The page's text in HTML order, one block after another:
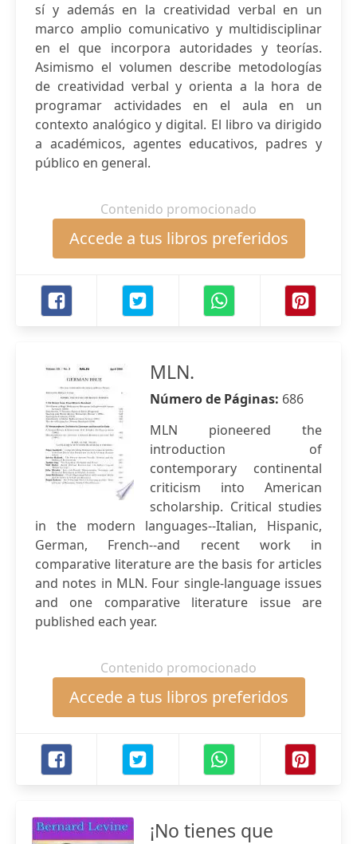
sí y además en la creatividad verbal en un
marco amplio comunicativo y multidisciplinar
en el que incorpora autoridades y teorías.
Asimismo el volumen describe metodologías
de creatividad verbal y orienta a la hora de
programar actividades en el aula en un
contexto analógico y digital. El libro va dirigido
a académicos, agentes educativos, padres y
público en general.
Contenido promocionado
Accede a tus libros preferidos
MLN.
Número de Páginas: 686
MLN pioneered the
introduction of
contemporary continental
criticism into American
scholarship. Critical studies
in the modern languages--Italian, Hispanic,
German, French--and recent work in
comparative literature are the basis for articles
and notes in MLN. Four single-language issues
and one comparative literature issue are
published each year.
Contenido promocionado
Accede a tus libros preferidos
¡No tienes que